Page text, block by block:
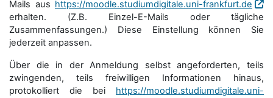
Mails aus https://moodle.studiumdigitale.uni-frankfurt.de
erhalten. (Z.B. Einzel-E-Mails oder tägliche
Zusammenfassungen.) Diese Einstellung können Sie
jederzeit anpassen.
Über die in der Anmeldung selbst angeforderten, teils
zwingenden, teils freiwilligen Informationen hinaus,
protokolliert die bei https://moodle.studiumdigitale.uni-